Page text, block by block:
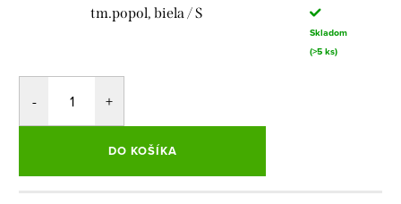
tm.popol, biela / S
Skladom
(>5 ks)
DO KOŠÍKA